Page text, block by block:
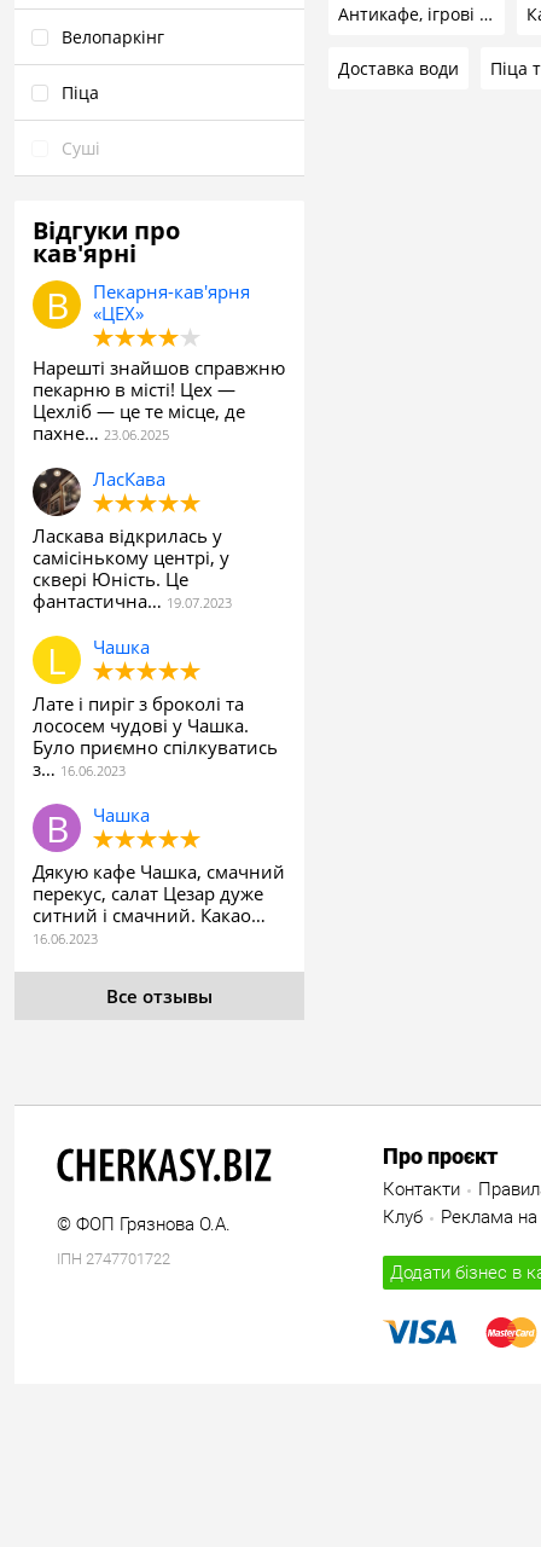
Велопаркінг
Піца
Суші
Відгуки про
кав'ярні
Пекарня-кав'ярня
«ЦЕХ»
Нарешті знайшов справжню
пекарню в місті! Цех —
Цехліб — це те місце, де
пахне…
ЛасКава
Ласкава відкрилась у
самісінькому центрі, у
сквері Юність. Це
фантастична…
Чашка
Лате і пиріг з броколі та
лососем чудові у Чашка.
Було приємно спілкуватись
з…
Чашка
Дякую кафе Чашка, смачний
перекус, салат Цезар дуже
ситний і смачний. Какао…
Все отзывы
Антикафе, ігрові центри та квест кімнати
Доставка води Піца
© ФОП Грязнова О.А.
ІПН 2747701722
Про проєкт
Контакти
Клуб
Реклама на
Додати бізнес в